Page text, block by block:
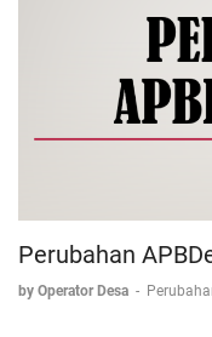
Perubahan
by Operator Desa -